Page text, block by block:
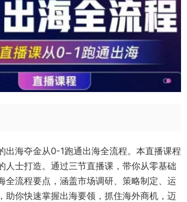
出海夺金从0-1跑通出海全流程。本直播课程
人士打造。通过三节直播课，带你从零基础
全流程要点，涵盖市场调研、策略制定、运
助你快速掌握出海要领，抓住海外商机，迈